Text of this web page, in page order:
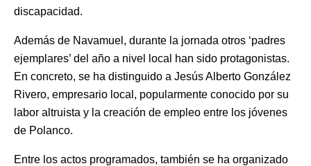
discapacidad.
Además de Navamuel, durante la jornada otros ‘padres
ejemplares’ del año a nivel local han sido protagonistas.
En concreto, se ha distinguido a Jesús Alberto González
Rivero, empresario local, popularmente conocido por su
labor altruista y la creación de empleo entre los jóvenes
de Polanco.
Entre los actos programados, también se ha organizado